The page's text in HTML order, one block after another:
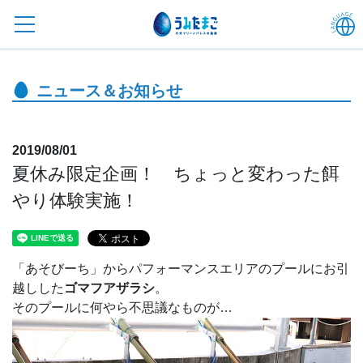
ニュース＆お知らせ
2019/08/01
夏休み限定企画！ ちょっと変わった餌
やり体験実施！
「あそびーち」からパフォーマンスエリアのプールにお引
越しした ゴマフアザラシ。
そのプールに何やら不思議なものが…